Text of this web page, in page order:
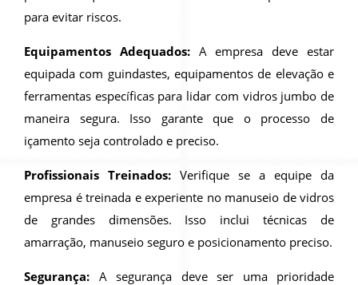
para evitar riscos.
Equipamentos Adequados:A empresa deve estar
equipada com guindastes, equipamentos de elevação e
ferramentas específicas para lidar com vidros jumbo de
maneira segura. Isso garante que o processo de
içamento seja controlado e preciso.
Profissionais Treinados: Verifique se a equipe da
empresa é treinada e experiente no manuseio de vidros
de grandes dimensões. Isso inclui técnicas de
amarração, manuseio seguro e posicionamento preciso.
Segurança: A segurança deve ser uma prioridade